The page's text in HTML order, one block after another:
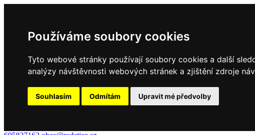
Používáme soubory cookies
Tyto webové stránky používají soubory cookies a další
analýzy návštěvnosti webových stránek a zjištění zdroje
Souhlasím Odmítám Upravit mé předvolby